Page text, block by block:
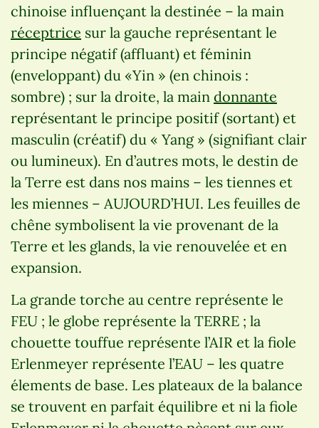
chinoise influençant la destinée – la main
réceptrice sur la gauche représentant le
principe négatif (affluant) et féminin
(enveloppant) du «Yin » (en chinois :
sombre) ; sur la droite, la main donnante
représentant le principe positif (sortant) et
masculin (créatif) du « Yang » (signifiant clair
ou lumineux). En d’autres mots, le destin de
la Terre est dans nos mains – les tiennes et
les miennes – AUJOURD’HUI. Les feuilles de
chêne symbolisent la vie provenant de la
Terre et les glands, la vie renouvelée et en
expansion.
La grande torche au centre représente le
FEU ; le globe représente la TERRE ; la
chouette touffue représente l’AIR et la fiole
Erlenmeyer représente l’EAU – les quatre
élements de base. Les plateaux de la balance
se trouvent en parfait équilibre et ni la fiole